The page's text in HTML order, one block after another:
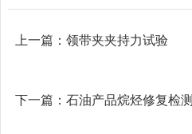
上一篇： 领带夹夹持力试验
下一篇： 石油产品烷烃修复检测